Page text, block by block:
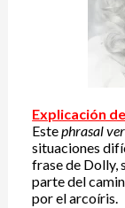
Explicación
Estephrasal
situaciones
frase de Dolly,
parte del
por el arcoíris.